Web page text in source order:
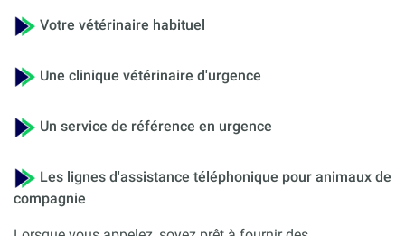
Votre vétérinaire habituel
Une clinique vétérinaire d'urgence
Un service de référence en urgence
Les lignes d'assistance téléphonique pour animaux de
compagnie